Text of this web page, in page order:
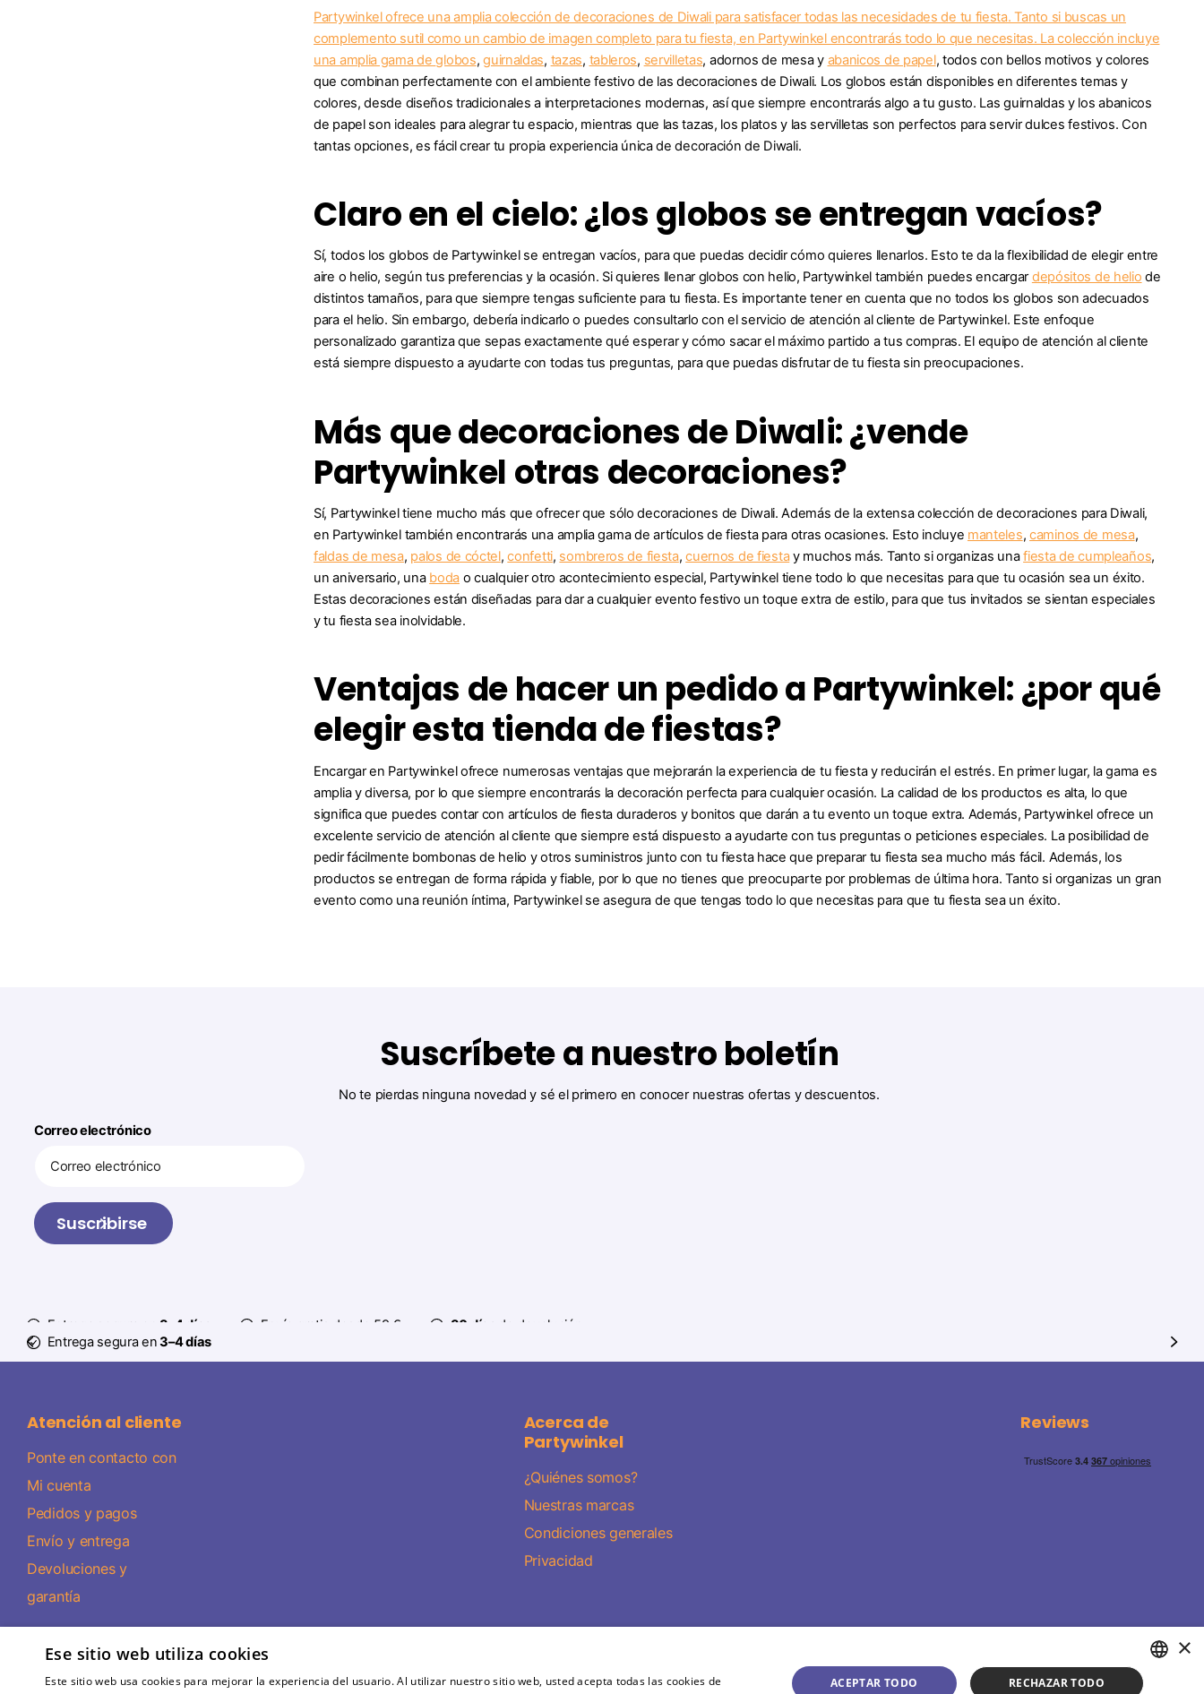
Partywinkel ofrece una amplia colección de decoraciones de Diwali para satisfacer todas las necesidades de tu fiesta. Tanto si buscas un
complemento sutil como un cambio de imagen completo para tu fiesta, en Partywinkel encontrarás todo lo que necesitas. La colección incluye
una amplia gama deglobos,guirnaldas, tazas, tableros, servilletas, adornos de mesa y abanicos de papel, todos con bellos motivos y colores
que combinan perfectamente con el ambiente festivo de las decoraciones de Diwali. Los globos están disponibles en diferentes temas y
colores, desde diseños tradicionales a interpretaciones modernas, así que siempre encontrarás algo a tu gusto. Las guirnaldas y los abanicos
de papel son ideales para alegrar tu espacio, mientras que las tazas, los platos y las servilletas son perfectos para servir dulces festivos. Con
tantas opciones, es fácil crear tu propia experiencia única de decoración de Diwali.
Claro en el cielo: ¿los globos se entregan vacíos?
Sí, todos los globos de Partywinkel se entregan vacíos, para que puedas decidir cómo quieres llenarlos. Esto te da la flexibilidad de elegir entre
aire o helio, según tus preferencias y la ocasión. Si quieres llenar globos con helio, Partywinkel también puedes encargardepósitos de helio de
distintos tamaños, para que siempre tengas suficiente para tu fiesta. Es importante tener en cuenta que no todos los globos son adecuados
para el helio. Sin embargo, debería indicarlo o puedes consultarlo con el servicio de atención al cliente de Partywinkel. Este enfoque
personalizado garantiza que sepas exactamente qué esperar y cómo sacar el máximo partido a tus compras. El equipo de atención al cliente
está siempre dispuesto a ayudarte con todas tus preguntas, para que puedas disfrutar de tu fiesta sin preocupaciones.
Más que decoraciones de Diwali: ¿vende
Partywinkel otras decoraciones?
Sí, Partywinkel tiene mucho más que ofrecer que sólo decoraciones de Diwali. Además de la extensa colección de decoraciones para Diwali,
en Partywinkel también encontrarás una amplia gama de artículos de fiesta para otras ocasiones. Esto incluye manteles,caminos de mesa,
faldas de mesa, palos de cóctel,confetti, sombreros de fiesta,cuernos de fiestay muchos más. Tanto si organizas unafiesta de cumpleaños,
un aniversario, una bodao cualquier otro acontecimiento especial, Partywinkel tiene todo lo que necesitas para que tu ocasión sea un éxito.
Estas decoraciones están diseñadas para dar a cualquier evento festivo un toque extra de estilo, para que tus invitados se sientan especiales
y tu fiesta sea inolvidable.
Ventajas de hacer un pedido a Partywinkel: ¿por qué
elegir esta tienda de fiestas?
Encargar en Partywinkel ofrece numerosas ventajas que mejorarán la experiencia de tu fiesta y reducirán el estrés. En primer lugar, la gama es
amplia y diversa, por lo que siempre encontrarás la decoración perfecta para cualquier ocasión. La calidad de los productos es alta, lo que
significa que puedes contar con artículos de fiesta duraderos y bonitos que darán a tu evento un toque extra. Además, Partywinkel ofrece un
excelente servicio de atención al cliente que siempre está dispuesto a ayudarte con tus preguntas o peticiones especiales. La posibilidad de
pedir fácilmente bombonas de helio y otros suministros junto con tu fiesta hace que preparar tu fiesta sea mucho más fácil. Además, los
productos se entregan de forma rápida y fiable, por lo que no tienes que preocuparte por problemas de última hora. Tanto si organizas un gran
evento como una reunión íntima, Partywinkel se asegura de que tengas todo lo que necesitas para que tu fiesta sea un éxito.
Suscríbete a nuestro boletín
No te pierdas ninguna novedad y sé el primero en conocer nuestras ofertas y descuentos.
Correo electrónico
Suscribirse
Entrega segura en 3–4 días Envío gratis desde 59 € 30 días
de devolución
Entrega segura en3–4 días
Atención al cliente
Ponte en contacto con
Mi cuenta
Pedidos y pagos
Envío y entrega
Devoluciones y
garantía
Acerca de
Partywinkel
¿Quiénes somos?
Nuestras marcas
Condiciones generales
Privacidad
Reviews
×
Ese sitio web utiliza cookies
Este sitio web usa cookies para mejorar la experiencia del usuario. Al utilizar nuestro sitio web, usted acepta todas las cookies de
ACEPTAR TODO RECHAZAR TODO